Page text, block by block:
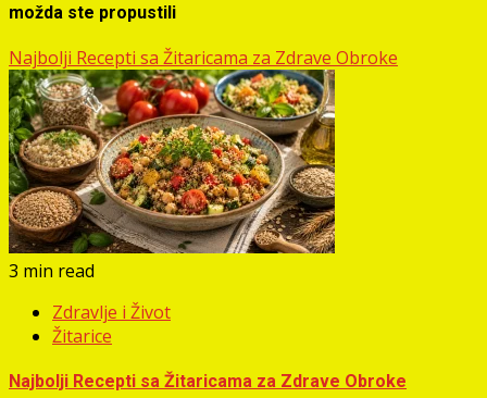
možda ste propustili
Najbolji Recepti sa Žitaricama za Zdrave Obroke
3 min read
Zdravlje i Život
Žitarice
Najbolji Recepti sa Žitaricama za Zdrave Obroke